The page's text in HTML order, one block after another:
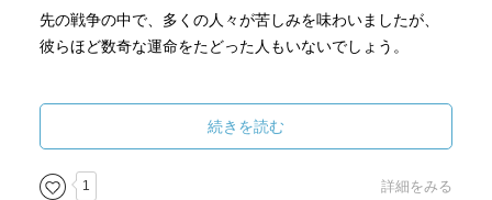
先の戦争の中で、多くの人々が苦しみを味わいましたが、
彼らほど数奇な運命をたどった人もいないでしょう。
激戦の様子や東京裁判のことについても、彼女ならではの
記述で詳細に知ることが出来ました。
日経新聞で東京裁判の検証が特集記事になっていました
続きを読む
1 詳細をみる